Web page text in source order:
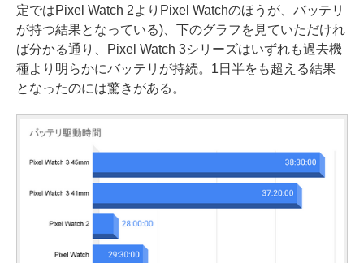
定ではPixel Watch 2よりPixel Watchのほうが、バッテリ
が持つ結果となっている)、下のグラフを見ていただけれ
ば分かる通り、Pixel Watch 3シリーズはいずれも過去機
種より明らかにバッテリが持続。1日半をも超える結果
となったのには驚きがある。